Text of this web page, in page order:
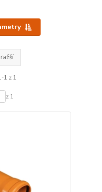
1 z 1
z 1